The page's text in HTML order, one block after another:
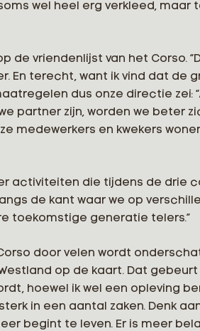
wel heel erg verkleed,
de vriendenlijst van het Corso.
En terecht, want ik vind dat de
dus onze directie zei:
partner zijn, worden we beter
medewerkers en kwekers
activiteiten die tijdens de drie
de kant waar we op
toekomstige generatie telers.”
door velen wordt
op de kaart. Dat gebeurt
hoewel ik wel een opleving
in een aantal zaken. Denk
begint te leven. Er is meer